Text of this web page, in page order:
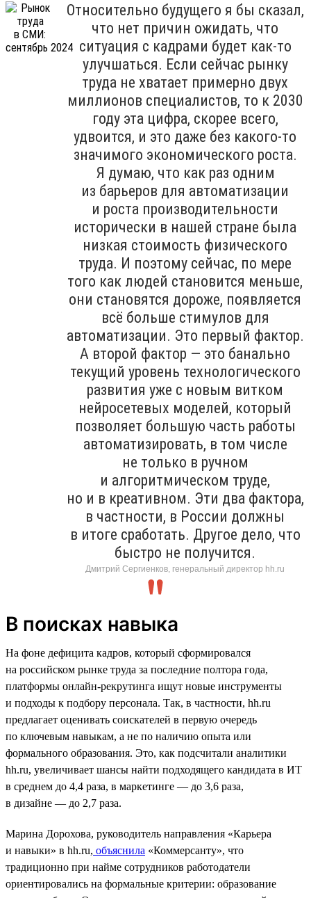
Относительно будущего я бы сказал,
что нет причин ожидать, что
ситуация с кадрами будет как-то
улучшаться. Если сейчас рынку
труда не хватает примерно двух
миллионов специалистов, то к 2030
году эта цифра, скорее всего,
удвоится, и это даже без какого-то
значимого экономического роста.
Я думаю, что как раз одним
из барьеров для автоматизации
и роста производительности
исторически в нашей стране была
низкая стоимость физического
труда. И поэтому сейчас, по мере
того как людей становится меньше,
они становятся дороже, появляется
всё больше стимулов для
автоматизации. Это первый фактор.
А второй фактор — это банально
текущий уровень технологического
развития уже с новым витком
нейросетевых моделей, который
позволяет большую часть работы
автоматизировать, в том числе
не только в ручном
и алгоритмическом труде,
но и в креативном. Эти два фактора,
в частности, в России должны
в итоге сработать. Другое дело, что
быстро не получится.
Дмитрий Сергиенков, генеральный директор hh.ru
В поисках навыка
На фоне дефицита кадров, который сформировался
на российском рынке труда за последние полтора года,
платформы онлайн-рекрутинга ищут новые инструменты
и подходы к подбору персонала. Так, в частности, hh.ru
предлагает оценивать соискателей в первую очередь
по ключевым навыкам, а не по наличию опыта или
формального образования. Это, как подсчитали аналитики
hh.ru, увеличивает шансы найти подходящего кандидата в ИТ
в среднем до 4,4 раза, в маркетинге — до 3,6 раза,
в дизайне — до 2,7 раза.
Марина Дорохова, руководитель направления «Карьера
и навыки» в hh.ru, объяснила «Коммерсанту», что
традиционно при найме сотрудников работодатели
ориентировались на формальные критерии: образование